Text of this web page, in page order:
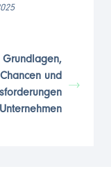
Grundlagen,
Chancen und